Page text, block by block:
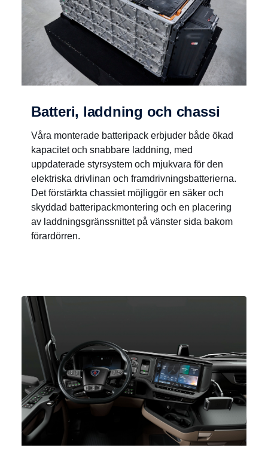
Batteri, laddning och chassi
Våra monterade batteripack erbjuder både ökad
kapacitet och snabbare laddning, med
uppdaterade styrsystem och mjukvara för den
elektriska drivlinan och framdrivningsbatterierna.
Det förstärkta chassiet möjliggör en säker och
skyddad batteripackmontering och en placering
av laddningsgränssnittet på vänster sida bakom
förardörren.